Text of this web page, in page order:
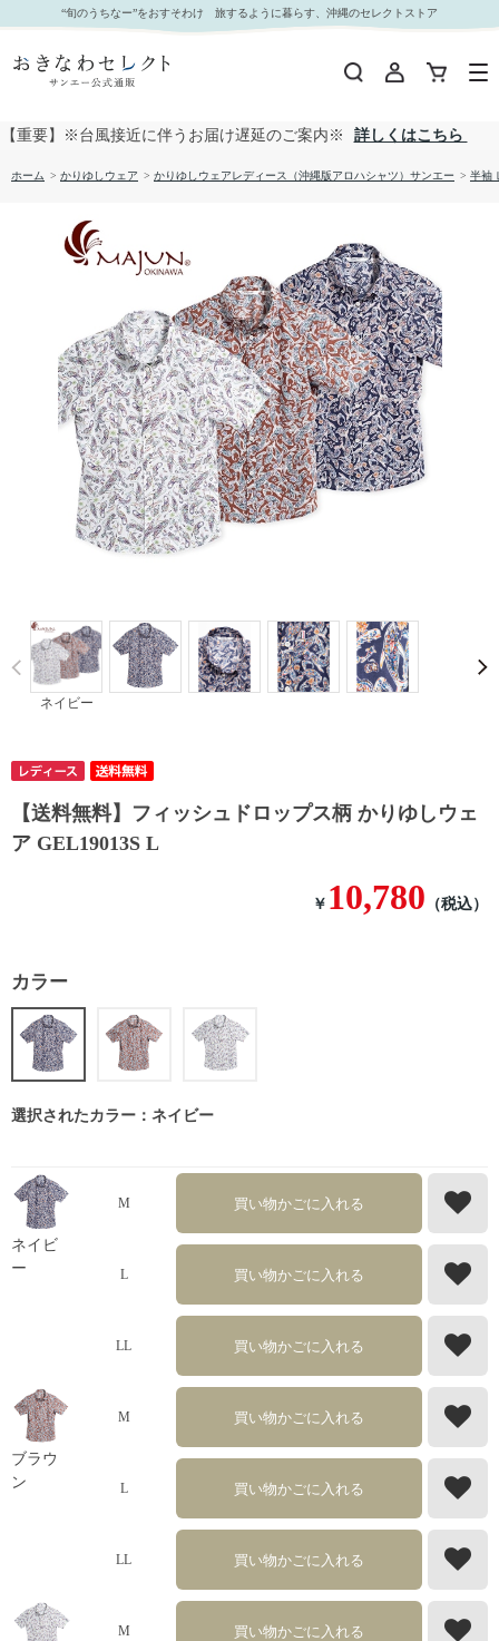
【送料無料】フィッシュドロップス柄 かりゆしウェア GEL19013S L｜おきなわセレクト サン
エー公式通販
“旬のうちなー”をおすそわけ 旅するように暮らす、沖縄のセレクトストア
【重要】※台風接近に伴うお届け遅延のご案内※ 詳しくはこちら
ホーム > かりゆしウェア > かりゆしウェアレディース（沖縄版アロハシャツ）サンエー > 半袖
ネイビー
Prev
【送料無料】フィッシュドロップス柄 かりゆしウェ
ア GEL19013S L
￥ 10,780 （税込）
カラー
選択されたカラー：ネイビー
ネイビ
ー
M 買い物かごに入れる
L 買い物かごに入れる
LL 買い物かごに入れる
ブラウ
ン
M 買い物かごに入れる
L 買い物かごに入れる
LL 買い物かごに入れる
M 買い物かごに入れる